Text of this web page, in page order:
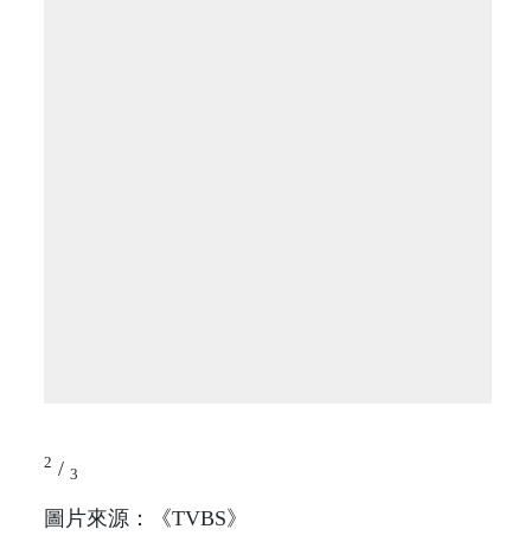
2 / 3
圖片來源：《TVBS》